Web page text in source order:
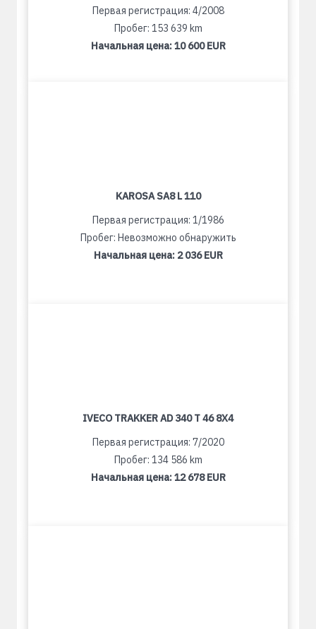
Первая регистрация: 4/2008
Пробег: 153 639 km
Начальная цена:10 600 EUR
KAROSA SA8 L 110
Первая регистрация: 1/1986
Пробег: Невозможно обнаружить
Начальная цена: 2 036 EUR
IVECO TRAKKER AD 340 T 46 8X4
Первая регистрация: 7/2020
Пробег: 134 586 km
Начальная цена:12 678 EUR